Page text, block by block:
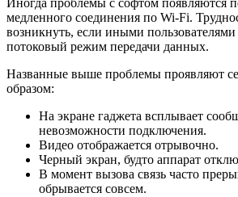
Иногда проблемы с софтом появляются
медленного соединения по Wi-Fi.
возникнуть, если иными
потоковый режим передачи данных.
Названные выше проблемы проявляют
образом:
На экране гаджета всплывает
невозможности подключения.
Видео отображается отрывочно.
Черный экран, будто аппарат
В момент вызова связь часто
обрывается совсем.